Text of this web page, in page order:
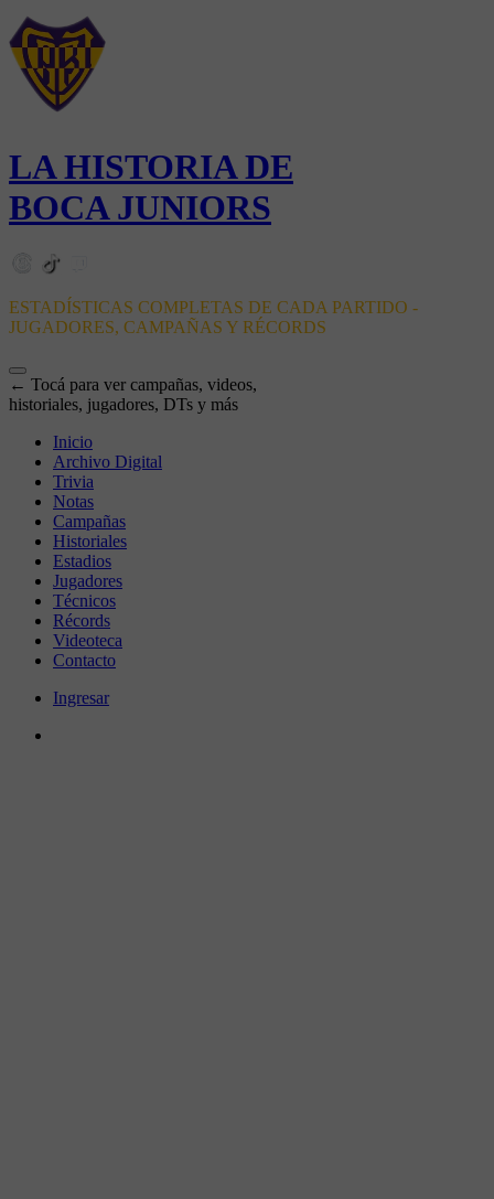
LA HISTORIA DE
BOCA JUNIORS
ESTADÍSTICAS COMPLETAS DE CADA PARTIDO -
JUGADORES, CAMPAÑAS Y RÉCORDS
← Tocá para ver campañas, videos,
historiales, jugadores, DTs y más
Inicio
Archivo Digital
Trivia
Notas
Campañas
Historiales
Estadios
Jugadores
Técnicos
Récords
Videoteca
Contacto
Ingresar